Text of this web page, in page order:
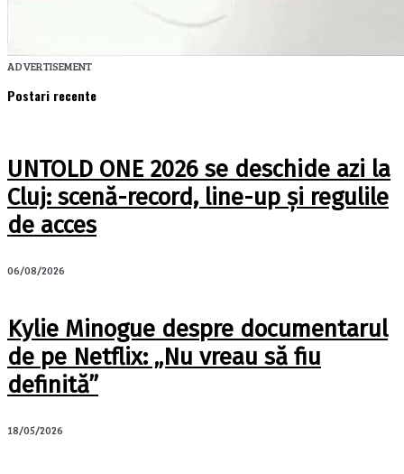
ADVERTISEMENT
Postari recente
UNTOLD ONE 2026 se deschide azi la
Cluj: scenă-record, line-up și regulile
de acces
06/08/2026
Kylie Minogue despre documentarul
de pe Netflix: „Nu vreau să fiu
definită”
18/05/2026